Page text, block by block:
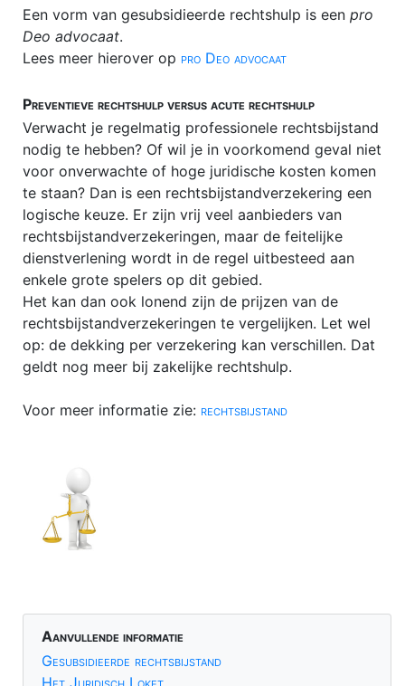
Juridische modellen
Juridische opleidingen
Juridische portals
Juridische vacatures
Letselschade
Meineed
Merkenrecht
No cure no pay
Notarissen vergelijken
Opzegging abonnementen
Paardenrecht / hippisch recht
Rechtsbijstand
Schenkbelasting (schenkingsrecht)
Stalking
Stamrecht-BV
Een vorm van gesubsidieerde rechtshulp is een pro
Deo advocaat.
Lees meer hierover op pro Deo advocaat
Preventieve rechtshulp versus acute rechtshulp
Verwacht je regelmatig professionele rechtsbijstand
nodig te hebben? Of wil je in voorkomend geval niet
voor onverwachte of hoge juridische kosten komen
te staan? Dan is een rechtsbijstandverzekering een
logische keuze. Er zijn vrij veel aanbieders van
rechtsbijstandverzekeringen, maar de feitelijke
dienstverlening wordt in de regel uitbesteed aan
enkele grote spelers op dit gebied.
Het kan dan ook lonend zijn de prijzen van de
rechtsbijstandverzekeringen te vergelijken. Let wel
op: de dekking per verzekering kan verschillen. Dat
geldt nog meer bij zakelijke rechtshulp.
Voor meer informatie zie: rechtsbijstand
Aanvullende informatie
Gesubsidieerde rechtsbijstand
Het Juridisch Loket